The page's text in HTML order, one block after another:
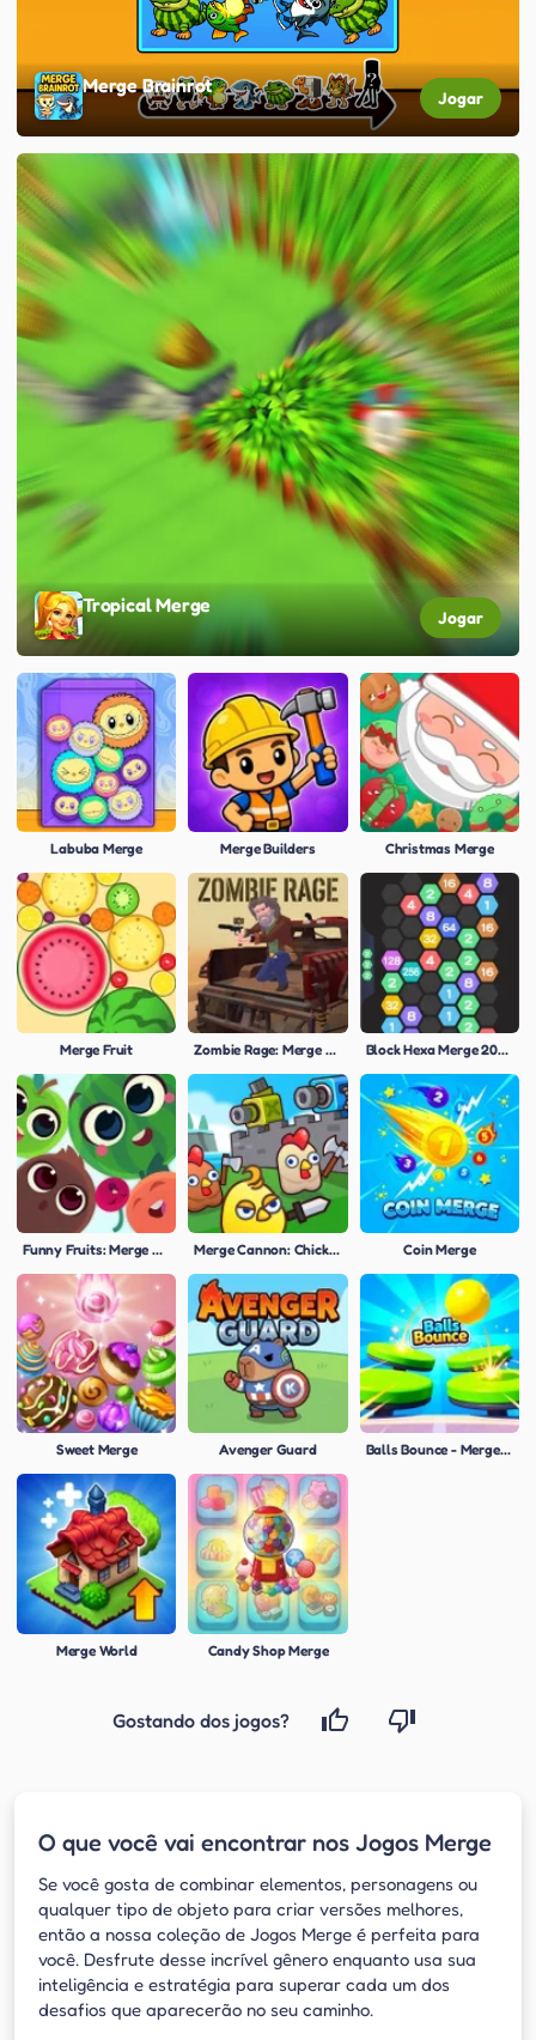
Merge Brainrot
Jogar
Tropical Merge
Jogar
Labuba Merge Merge Builders Christmas Merge
Merge Fruit Zombie Rage: Merge 3D Block Hexa Merge 2048
Funny Fruits: Merge and Gather Watermelon Merge Cannon: Chicken Defense Coin Merge
Sweet Merge Avenger Guard Balls Bounce - Merge & Bounce!
Merge World Candy Shop Merge
Gostando dos jogos?
O que você vai encontrar nos Jogos Merge
Se você gosta de combinar elementos, personagens ou
qualquer tipo de objeto para criar versões melhores,
então a nossa coleção de Jogos Merge é perfeita para
você. Desfrute desse incrível gênero enquanto usa sua
inteligência e estratégia para superar cada um dos
desafios que aparecerão no seu caminho.